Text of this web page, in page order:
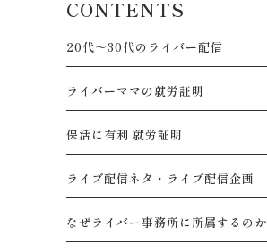
CONTENTS
20代～30代のライバー配信
ライバーママの就労証明
保活に有利 就労証明
ライブ配信ネタ・ライブ配信企画
なぜライバー事務所に所属するのか